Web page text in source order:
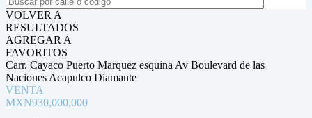
VOLVER A
RESULTADOS
AGREGAR A
FAVORITOS
Carr. Cayaco Puerto Marquez esquina Av Boulevard de las
Naciones Acapulco Diamante
VENTA
MXN930,000,000